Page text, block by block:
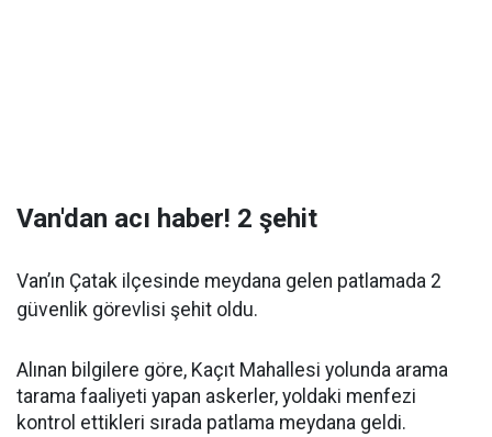
Van'dan acı haber! 2 şehit
Van’ın Çatak ilçesinde meydana gelen patlamada 2
güvenlik görevlisi şehit oldu.
Alınan bilgilere göre, Kaçıt Mahallesi yolunda arama
tarama faaliyeti yapan askerler, yoldaki menfezi
kontrol ettikleri sırada patlama meydana geldi.